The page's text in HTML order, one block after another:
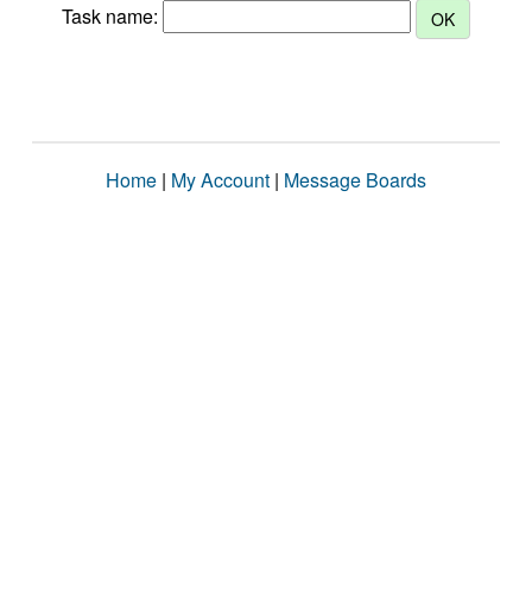
Task name:
Home | My Account | Message Boards